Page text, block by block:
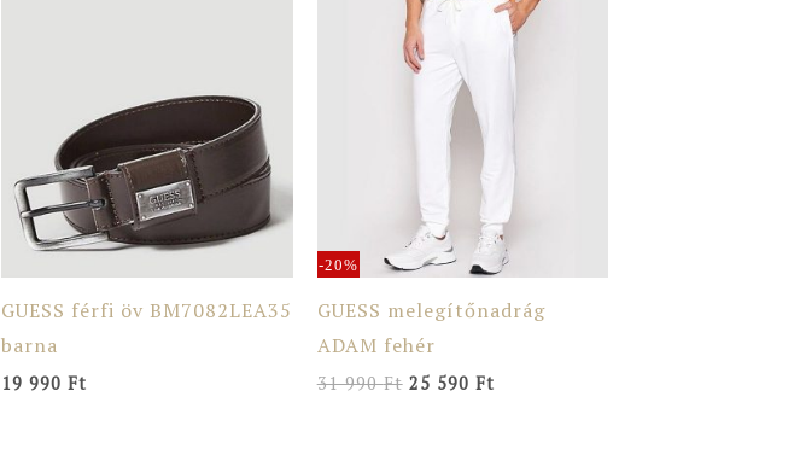
GUESS férfi öv BM7082LEA35
barna
19 990 Ft
-20%
GUESS melegítőnadrág
ADAM fehér
31 990Ft
price
was:
31
990 Ft.
25 590 Ft
price
is:
25